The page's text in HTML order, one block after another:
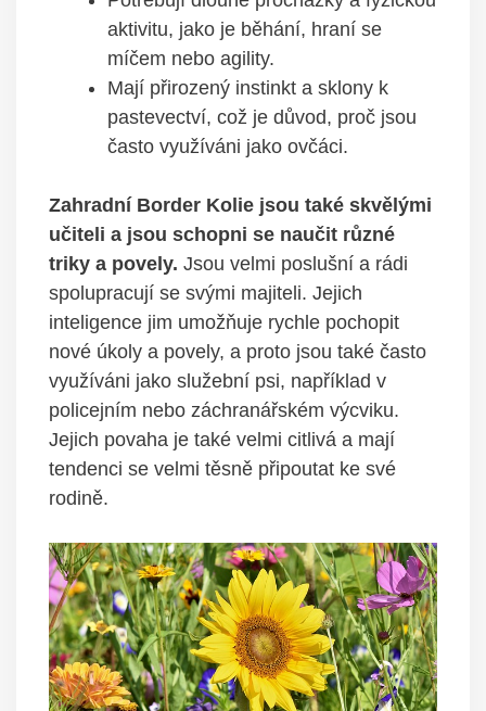
aktivitu, jako je běhání, hraní se
míčem nebo agility.
Mají přirozený instinkt a sklony k
pastevectví, což je důvod, proč jsou
často využíváni jako ovčáci.
Zahradní Border Kolie jsou také skvělými
učiteli a jsou schopni se naučit různé
triky a povely. Jsou velmi poslušní a rádi
spolupracují se svými majiteli. Jejich
inteligence jim umožňuje rychle pochopit
nové úkoly a povely, a proto jsou také často
využíváni jako služební psi, například v
policejním nebo záchranářském výcviku.
Jejich povaha je také velmi citlivá a mají
tendenci se velmi těsně připoutat ke své
rodině.